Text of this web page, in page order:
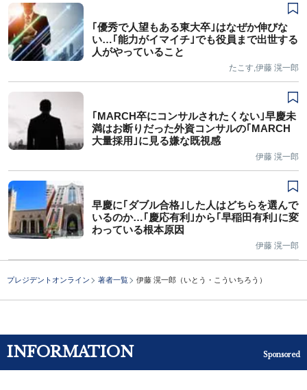
｢優秀で人望もある東大卒｣はなぜか伸びな
い…｢能力がイマイチ｣でも役員まで出世する
人がやっていること
たこす,伊藤 滉一郎
｢MARCH卒にコンサルされたくない｣早慶未
満はお断りだった外資コンサルの｢MARCH
大量採用｣に見る嫌な既視感
伊藤 滉一郎
早慶に｢ダブル合格｣した人はどちらを選んで
いるのか…｢慶応有利｣から｢早稲田有利｣に変
わっている根本原因
伊藤 滉一郎
プレジデントオンライン 著者一覧 伊藤 滉一郎（いとう・こういちろう）
INFORMATION Sponsored